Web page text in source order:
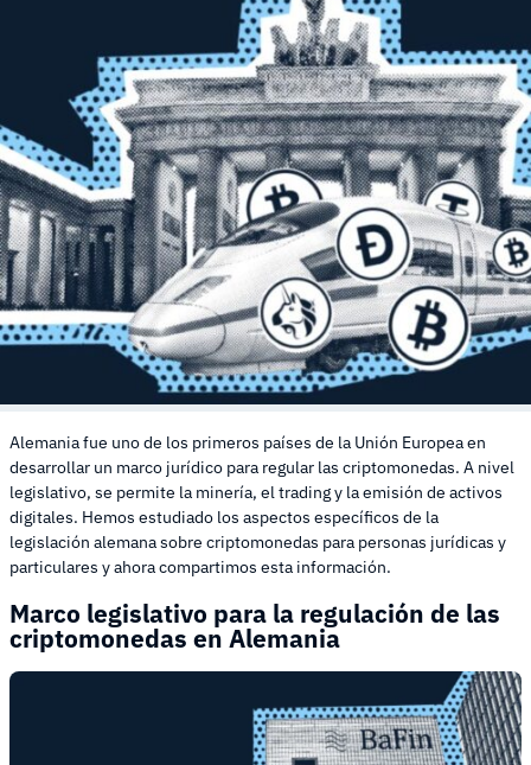
Alemania fue uno de los primeros países de la Unión Europea en
desarrollar un marco jurídico para regular las criptomonedas. A nivel
legislativo, se permite la minería, el trading y la emisión de activos
digitales. Hemos estudiado los aspectos específicos de la
legislación alemana sobre criptomonedas para personas jurídicas y
particulares y ahora compartimos esta información.
Marco legislativo para la regulación de las
criptomonedas en Alemania